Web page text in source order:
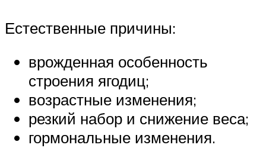
Естественные причины:
врожденная особенность
строения ягодиц;
возрастные изменения;
резкий набор и снижение веса;
гормональные изменения.